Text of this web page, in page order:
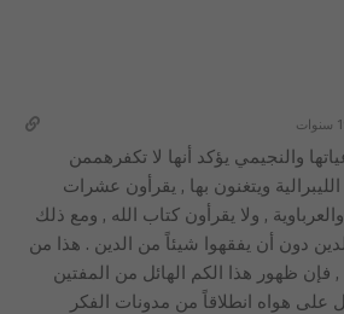
والنجيمي يؤكد أنها لا تكفرهممن
ويتغنون بها , يقرأون عشرات
, ولا يقرأون كتاب الله , ومع ذلك
دون أن يفقهوا شيئاً من الدين . هذا من
فإن ظهور هذا الكم الهائل من المفتين
على هواه انطلاقاً من مدونات الفكر